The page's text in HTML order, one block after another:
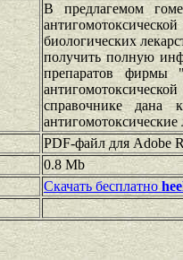
В предлагемом
биологических
получить полную
препаратов фирмы
справочнике дана
PDF-файл для Adobe
0.8 Mb
Скачать бесплатно